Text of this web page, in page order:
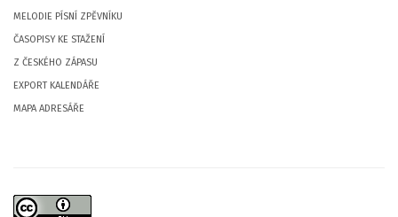
MELODIE PÍSNÍ ZPĚVNÍKU
ČASOPISY KE STAŽENÍ
Z ČESKÉHO ZÁPASU
EXPORT KALENDÁŘE
MAPA ADRESÁŘE